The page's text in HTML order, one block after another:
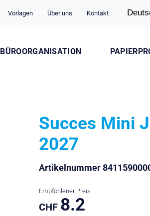
Vorlagen Über uns Kontakt
BÜROORGANISATION
Succes Mini
2027
Artikelnummer
Empfohlener Preis
CHF 8.2